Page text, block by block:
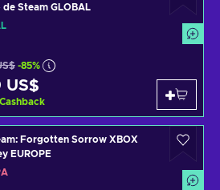
Steam GLOBAL
-85%
US$
Forgotten Sorrow XBOX
EUROPE